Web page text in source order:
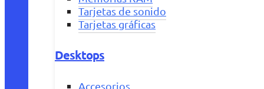
Tarjetas de sonido
Tarjetas gráficas
Desktops
Accesorios